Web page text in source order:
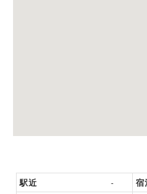
駅近 - 宿